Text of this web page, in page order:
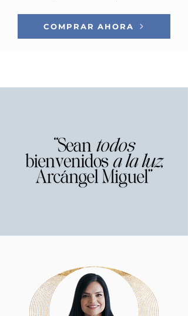
COMPRAR AHORA